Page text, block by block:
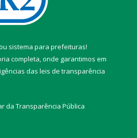
sistema para prefeituras!
completa, onde garantimos em
das leis de transparência
da Transparência Pública